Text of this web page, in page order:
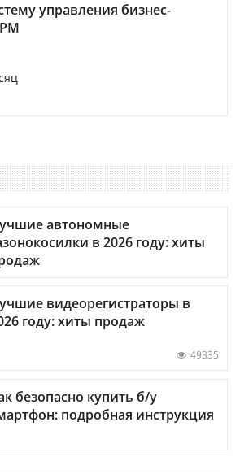
управления бизнес-
автономные
в 2026 году: хиты
видеорегистраторы в
году: хиты продаж
49335
безопасно купить б/у
подробная инструкция